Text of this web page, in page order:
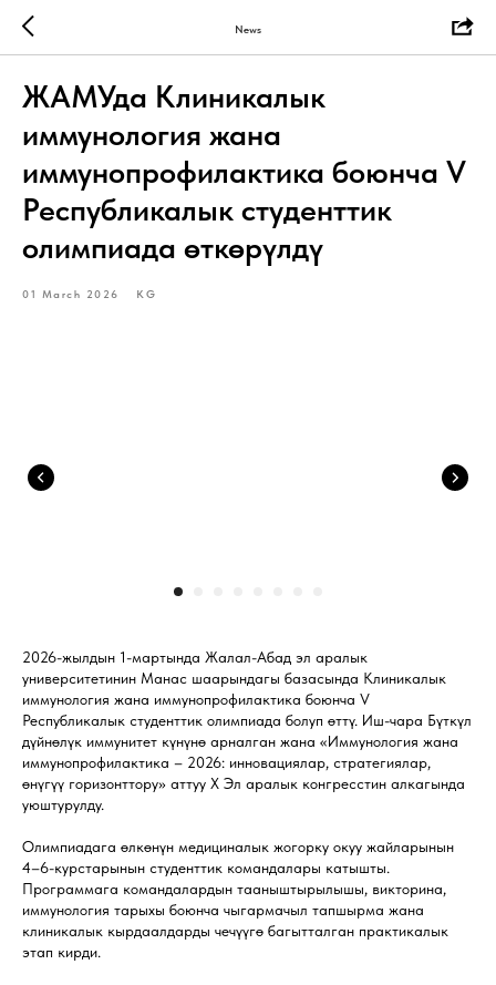
News
ЖАМУда Клиникалык
иммунология жана
иммунопрофилактика боюнча V
Республикалык студенттик
олимпиада өткөрүлдү
01 March 2026 KG
2026-жылдын 1-мартында Жалал-Абад эл аралык
университетинин Манас шаарындагы базасында Клиникалык
иммунология жана иммунопрофилактика боюнча V
Республикалык студенттик олимпиада болуп өттү. Иш-чара Бүткүл
дүйнөлүк иммунитет күнүнө арналган жана «Иммунология жана
иммунопрофилактика – 2026: инновациялар, стратегиялар,
өнүгүү горизонттору» аттуу X Эл аралык конгресстин алкагында
уюштурулду.
Олимпиадага өлкөнүн медициналык жогорку окуу жайларынын
4–6-курстарынын студенттик командалары катышты.
Программага командалардын тааныштырылышы, викторина,
иммунология тарыхы боюнча чыгармачыл тапшырма жана
клиникалык кырдаалдарды чечүүгө багытталган практикалык
этап кирди.